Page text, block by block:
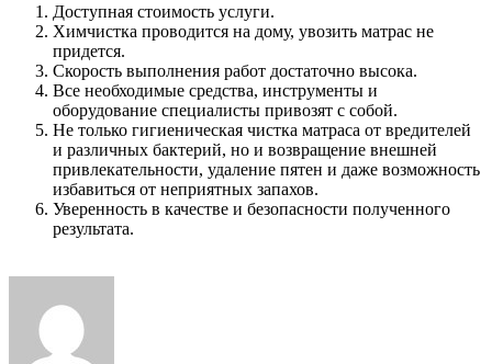
Доступная стоимость услуги.
Химчистка проводится на дому, увозить матрас не
придется.
Скорость выполнения работ достаточно высока.
Все необходимые средства, инструменты и
оборудование специалисты привозят с собой.
Не только гигиеническая чистка матраса от вредителей
и различных бактерий, но и возвращение внешней
привлекательности, удаление пятен и даже возможность
избавиться от неприятных запахов.
Уверенность в качестве и безопасности полученного
результата.